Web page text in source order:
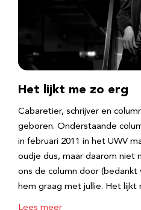
Het lijkt me zo erg
Cabaretier, schrijver en
geboren. Onderstaande
in februari 2011 in het UWV
oudje dus, maar daarom niet
ons de column door (bedankt
hem graag met jullie. Het
Lees meer